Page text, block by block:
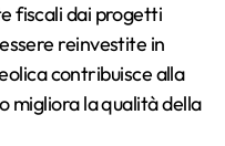
fiscali dai progetti
reinvestite in
contribuisce alla
migliora la qualità della